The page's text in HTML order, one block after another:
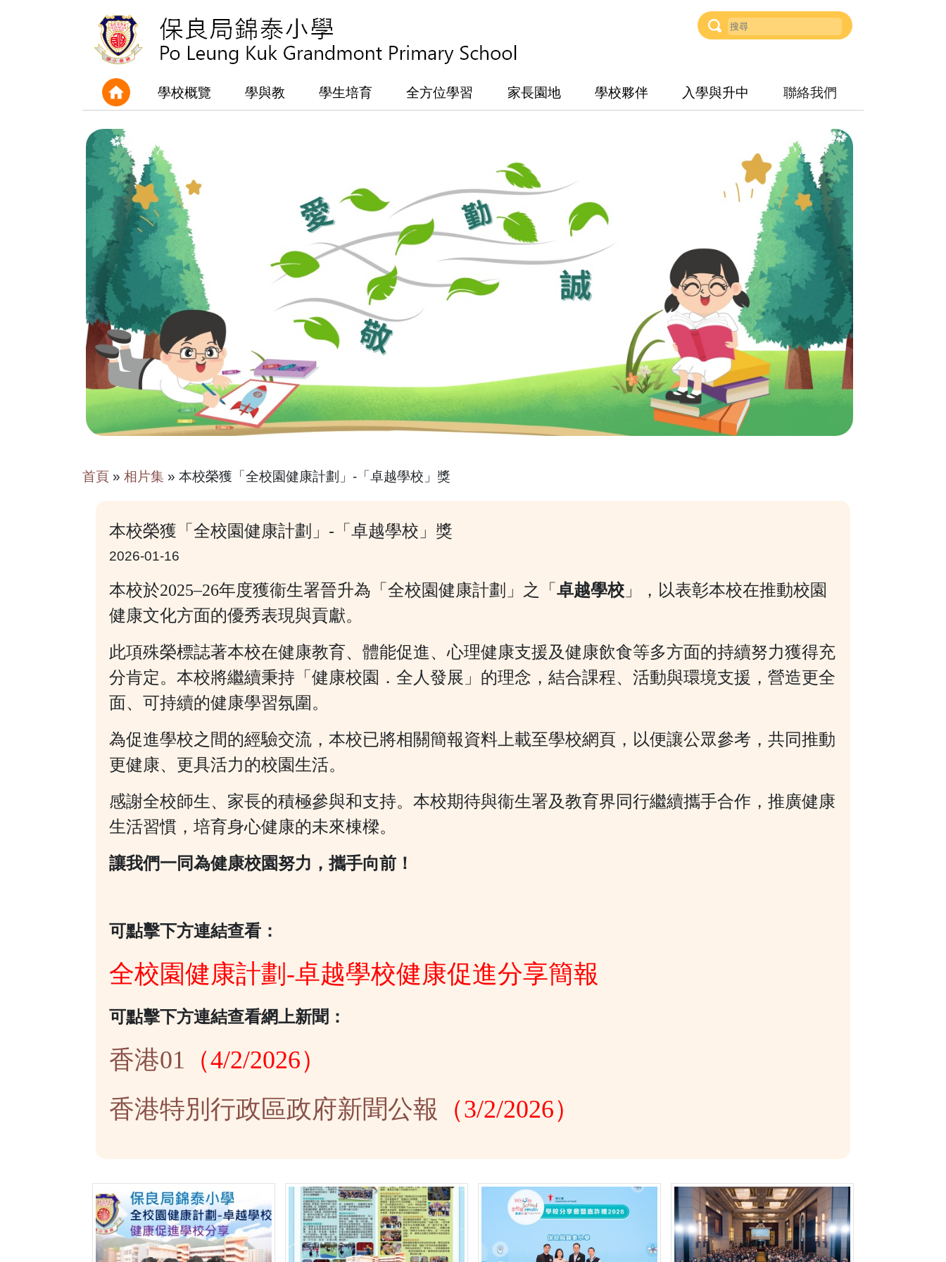
學校概覽 學與教 學生培育 全方位學習 家長園地 學校夥伴 入學與升中 聯絡我們
首頁 » 相片集 » 本校榮獲「全校園健康計劃」-「卓越學校」獎
本校榮獲「全校園健康計劃」-「卓越學校」獎
2026-01-16
本校於2025–26年度獲衞生署晉升為「全校園健康計劃」之「 卓越學校 」，以表彰本校在推動校園
健康文化方面的優秀表現與貢獻。
此項殊榮標誌著本校在健康教育、體能促進、心理健康支援及健康飲食等多方面的持續努力獲得充
分肯定。本校將繼續秉持「健康校園．全人發展」的理念，結合課程、活動與環境支援，營造更全
面、可持續的健康學習氛圍。
為促進學校之間的經驗交流，本校已將相關簡報資料上載至學校網頁，以便讓公眾參考，共同推動
更健康、更具活力的校園生活。
感謝全校師生、家長的積極參與和支持。本校期待與衞生署及教育界同行繼續攜手合作，推廣健康
生活習慣，培育身心健康的未來棟樑。
讓我們一同為健康校園努力，攜手向前！
可點擊下方連結查看：
全校園健康計劃-卓越學校健康促進分享簡報
可點擊下方連結查看網上新聞：
香港01 （4/2/2026）
香港特別行政區政府新聞公報 （3/2/2026）